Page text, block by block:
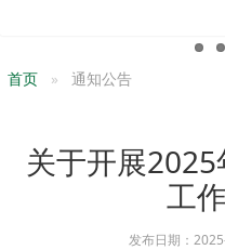
首页 通知公告
关于开展
工
发布日期：